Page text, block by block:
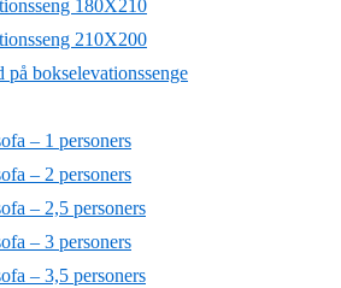
180X210
210X200
på bokselevationssenge
– 1 personers
– 2 personers
– 2,5 personers
– 3 personers
– 3,5 personers